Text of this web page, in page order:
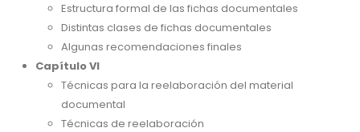
Estructura formal de las fichas documentales
Distintas clases de fichas documentales
Algunas recomendaciones finales
Capítulo VI
Técnicas para la reelaboración del material
documental
Técnicas de reelaboración